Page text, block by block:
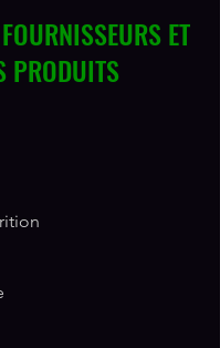
ET
PRODUITS